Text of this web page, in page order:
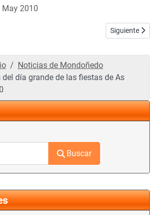
2010
y vídeos de As Quendas 2010
Artículo
Siguiente
Noticias de Mondoñedo
día grande de las fiestas de As
Buscar